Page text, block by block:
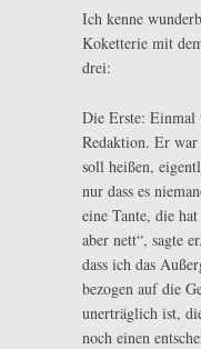
Ich kenne
Koketterie mit
drei:
Die Erste:
Redaktion. Er war
soll heißen,
nur dass es
eine Tante, die
aber nett“, sagte
dass ich das
bezogen auf die
unerträglich ist,
noch einen